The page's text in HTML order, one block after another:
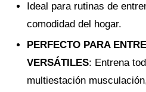
Ideal para rutinas de
comodidad del hogar.
PERFECTO PARA
VERSÁTILES: Entrena
multiestación